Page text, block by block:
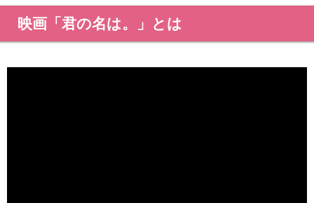
映画「君の名は。」とは